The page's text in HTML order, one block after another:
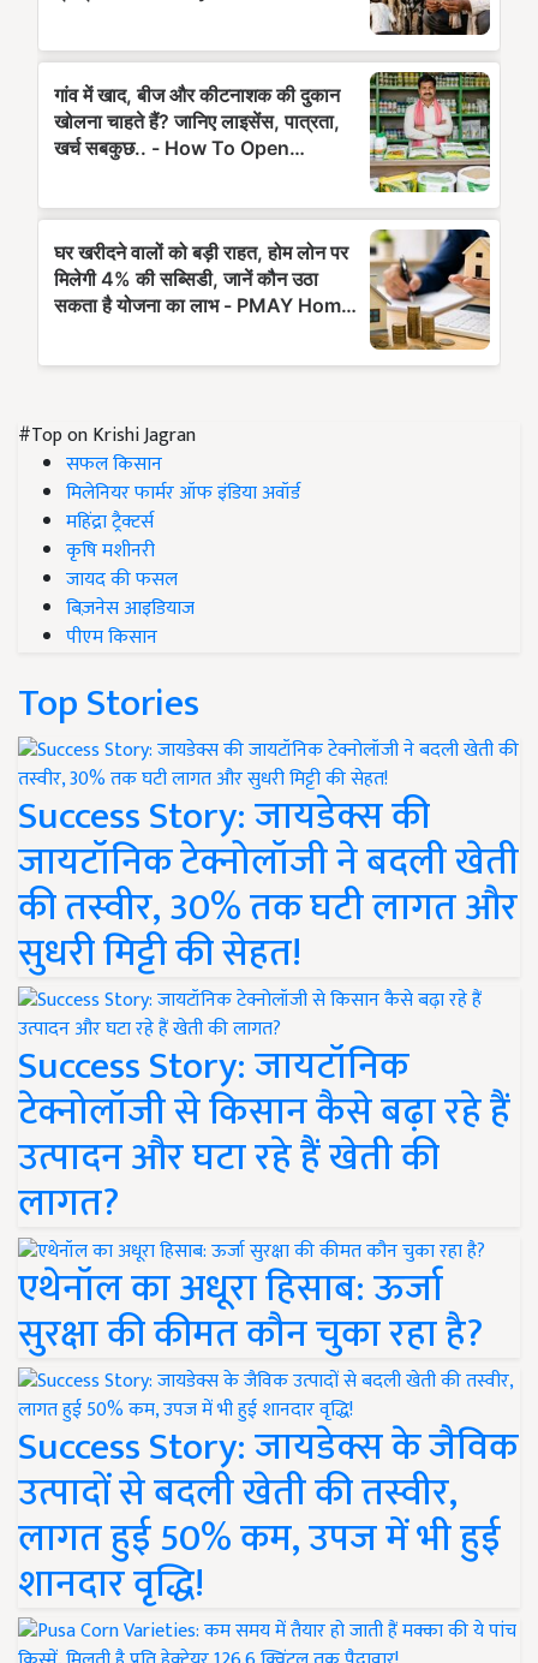
#Top on Krishi Jagran
सफल किसान
मिलेनियर फार्मर ऑफ इंडिया अवॉर्ड
महिंद्रा ट्रैक्टर्स
कृषि मशीनरी
जायद की फसल
बिज़नेस आइडियाज
पीएम किसान
Top Stories
Success Story: जायडेक्स की
जायटॉनिक टेक्नोलॉजी ने बदली खेती
की तस्वीर, 30% तक घटी लागत और
सुधरी मिट्टी की सेहत!
Success Story: जायटॉनिक
टेक्नोलॉजी से किसान कैसे बढ़ा रहे हैं
उत्पादन और घटा रहे हैं खेती की
लागत?
एथेनॉल का अधूरा हिसाब: ऊर्जा
सुरक्षा की कीमत कौन चुका रहा है?
Success Story: जायडेक्स के जैविक
उत्पादों से बदली खेती की तस्वीर,
लागत हुई 50% कम, उपज में भी हुई
शानदार वृद्धि!